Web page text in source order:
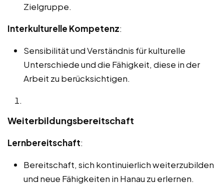
Zielgruppe.
Interkulturelle Kompetenz:
Sensibilität und Verständnis für kulturelle
Unterschiede und die Fähigkeit, diese in der
Arbeit zu berücksichtigen.
Weiterbildungsbereitschaft
Lernbereitschaft:
Bereitschaft, sich kontinuierlich weiterzubilden
und neue Fähigkeiten in Hanau zu erlernen.